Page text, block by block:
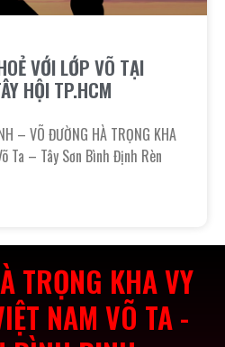
VỚI LỚP VÕ TẠI
HỘI TP.HCM
– VÕ ĐƯỜNG HÀ TRỌNG KHA
Ta – Tây Sơn Bình Định Rèn
TRỌNG KHA VY
NAM VÕ TA -